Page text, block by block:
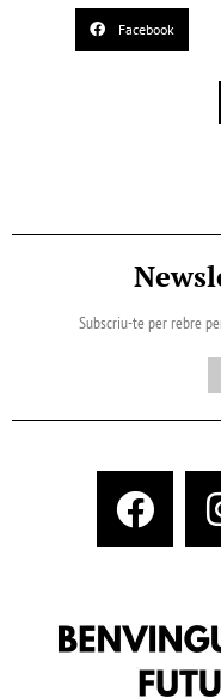
Facebook
Subscriu-te per rebre